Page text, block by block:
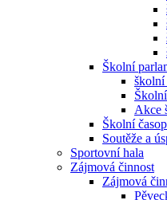
Školní
školní
Akce
Školní
Soutěže a
Sportovní hala
Zájmová činnost
Zájmová